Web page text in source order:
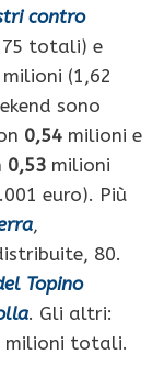
contro
totali) e
milioni (1,62
sono
0,54 milioni e
0,53 milioni
euro). Più
,
80.
Topino
. Gli altri:
milioni totali.